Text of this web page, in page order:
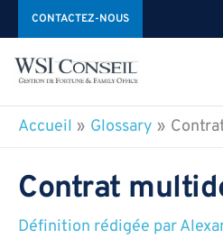
Aller
au
contenu
CONTACTEZ-NOUS
Accueil Glossary
Contrat
Définition rédigée par